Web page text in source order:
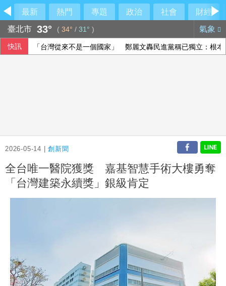
最新 熱門 專題 政治 社會
財經
臺北市 33° ( 34° / 31° ) 氣象
快訊 「台灣從來不是一個國家」 鄭麗文轟民進黨稱已獨立：根本
2026-05-14 |創新聞
全台唯一醫院獲獎 嘉基智慧手術大樓勇奪
「台灣建築永續獎」銀級肯定